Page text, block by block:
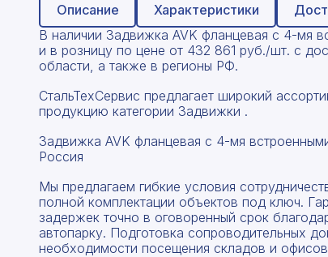
Описание Характеристики
В наличии Задвижка AVK фланцевая с 4-мя
и в розницу по цене от 432 861 руб./шт. с
области, а также в регионы РФ.
СтальТехСервис предлагает широкий
продукцию категории Задвижки .
Задвижка AVK фланцевая с 4-мя
Россия
Мы предлагаем гибкие условия
полной комплектации объектов под ключ.
задержек точно в оговоренный срок
автопарку. Подготовка сопроводительных
необходимости посещения складов и